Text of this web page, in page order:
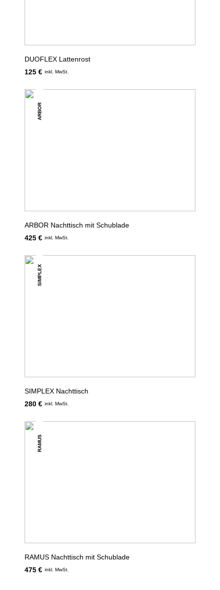
DUOFLEX Lattenrost
125 € inkl. MwSt.
ARBOR
ARBOR Nachttisch mit Schublade
425 € inkl. MwSt.
SIMPLEX
SIMPLEX Nachttisch
280 € inkl. MwSt.
RAMUS
RAMUS Nachttisch mit Schublade
475 € inkl. MwSt.